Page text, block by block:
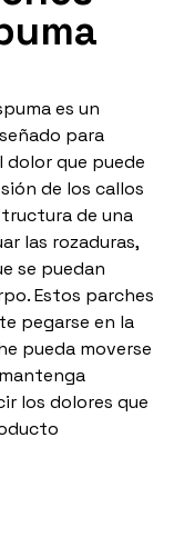
es un
para
que puede
de los callos
de una
las rozaduras,
se puedan
Estos parches
pegarse en la
pueda moverse
los dolores que